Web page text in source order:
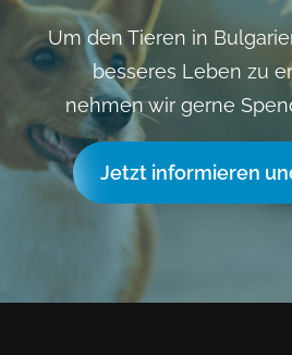
Um den Tieren in
besseres Leben zu
nehmen wir gerne
Jetzt informieren